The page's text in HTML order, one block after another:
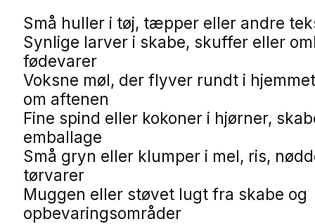
Små huller i tøj, tæpper eller andre
Synlige larver i skabe, skuffer eller
fødevarer
Voksne møl, der flyver rundt i
om aftenen
Fine spind eller kokoner i hjørner,
emballage
Små gryn eller klumper i mel, ris,
tørvarer
Muggen eller støvet lugt fra skabe og
opbevaringsområder